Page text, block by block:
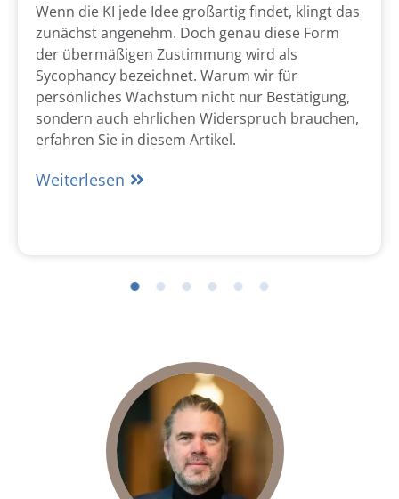
Wenn die KI jede Idee großartig findet, klingt das
zunächst angenehm. Doch genau diese Form
der übermäßigen Zustimmung wird als
Sycophancy bezeichnet. Warum wir für
persönliches Wachstum nicht nur Bestätigung,
sondern auch ehrlichen Widerspruch brauchen,
erfahren Sie in diesem Artikel.
Weiterlesen